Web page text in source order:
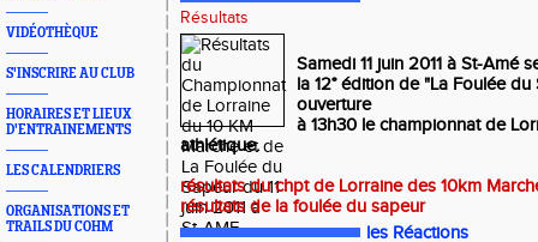
VIDÉOTHÈQUE
S'INSCRIRE AU CLUB
HORAIRES ET LIEUX
D'ENTRAINEMENTS
LES CALENDRIERS
ORGANISATIONS ET
TRAILS DU COHM
Résultats
Samedi 11 juin 2011 à St-Amé
la 12° édition de "La Foulée
ouverture
à 13h30 le championnat de
athlétique.
résultats du chpt de Lorraine des 10km
résultats de la foulée du sapeur
les Réactions